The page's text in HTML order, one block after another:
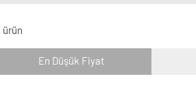
ürün
En Düşük Fiyat